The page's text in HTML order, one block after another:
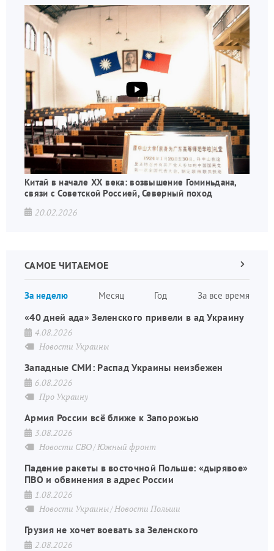
Китай в начале XX века: возвышение Гоминьдана,
связи с Советской Россией, Северный поход
20.02.2026
САМОЕ ЧИТАЕМОЕ
За неделю Месяц Год За все время
Следующая
«40 дней ада» Зеленского привели в ад Украину
4.08.2026
Новости Украины
Западные СМИ: Распад Украины неизбежен
6.08.2026
Про Украину
Армия России всё ближе к Запорожью
3.08.2026
Новости СВО Южный фронт
Падение ракеты в восточной Польше: «дырявое»
ПВО и обвинения в адрес России
1.08.2026
Новости Украины Новости Польши
Грузия не хочет воевать за Зеленского
2.08.2026